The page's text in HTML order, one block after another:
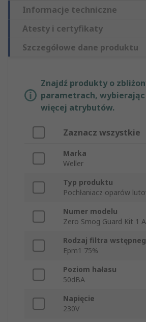
Informacje techniczne
Atesty i certyfikaty
Szczegółowe dane produktu
Znajdź produkty o
parametrach,
więcej atrybutów.
Zaznacz wszystkie
Marka
Weller
Typ produktu
Pochłaniacz oparów
Numer modelu
Zero Smog Guard Kit 1
Rodzaj filtra
Epm1 75%
Poziom hałasu
50dBA
Napięcie
230V